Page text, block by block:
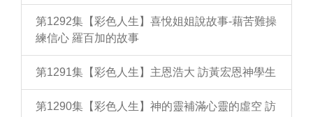
第1292集【彩色人生】喜悅姐姐說故事-藉苦難操
練信心 羅百加的故事
第1291集【彩色人生】主恩浩大 訪黃宏恩神學生
第1290集【彩色人生】神的靈補滿心靈的虛空 訪